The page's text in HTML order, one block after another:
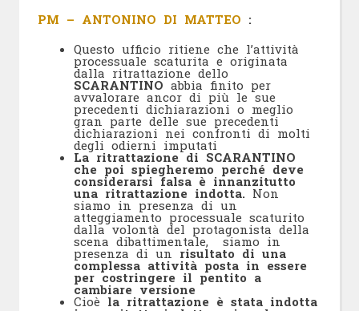
PM – ANTONINO DI MATTEO :
Questo ufficio ritiene che l’attività
processuale scaturita e originata
dalla ritrattazione dello
SCARANTINO abbia finito per
avvalorare ancor di più le sue
precedenti dichiarazioni o meglio
gran parte delle sue precedenti
dichiarazioni nei confronti di molti
degli odierni imputati
La ritrattazione di SCARANTINO
che poi spiegheremo perché deve
considerarsi falsaè innanzitutto
una ritrattazione indotta.Non
siamo in presenza di un
atteggiamento processuale scaturito
dalla volontà del protagonista della
scena dibattimentale, siamo in
presenza di un risultato di una
complessa attività posta in essere
per costringere il pentito a
cambiare versione
Cioè la ritrattazione è stata indotta